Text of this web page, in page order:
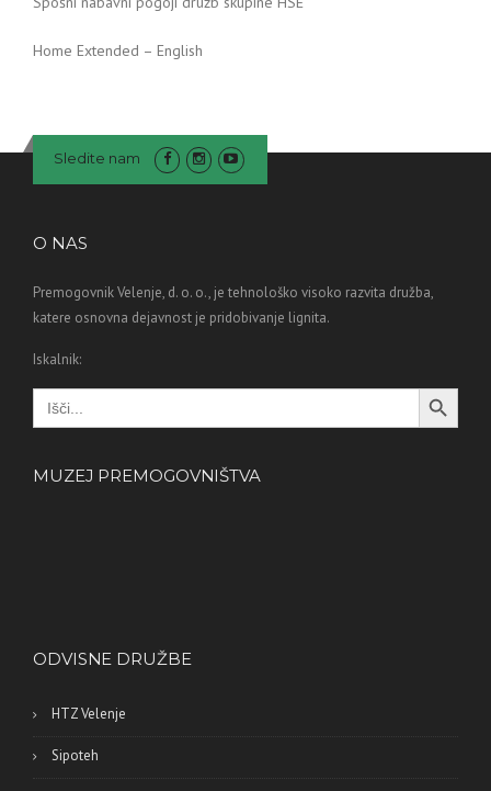
Home Extended – English
Sledite nam
O NAS
Premogovnik Velenje, d. o. o., je tehnološko visoko razvita družba,
katere osnovna dejavnost je pridobivanje lignita.
Iskalnik:
Search
for:
Search Button
MUZEJ PREMOGOVNIŠTVA
ODVISNE DRUŽBE
HTZ Velenje
Sipoteh